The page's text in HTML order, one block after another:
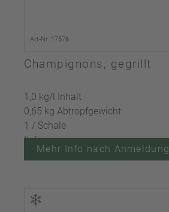
Art-Nr. 17576
Champignons, gegrillt
1,0 kg/l Inhalt
0,65 kg Abtropfgewicht
1 / Schale
Italien
Mehr Info nach Anmeldung